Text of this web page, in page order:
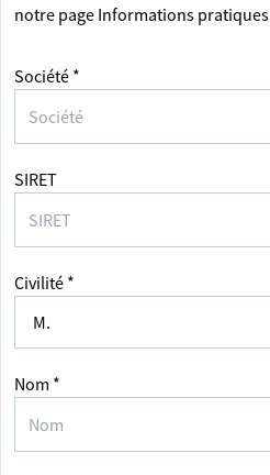
notre page Informations pratiques
Société *
SIRET
Civilité *
Nom *